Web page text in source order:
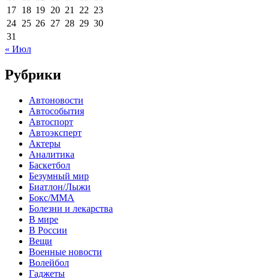
17 18 19 20 21 22 23
24 25 26 27 28 29 30
31
« Июл
Рубрики
Автоновости
Автособытия
Автоспорт
Автоэксперт
Актеры
Аналитика
Баскетбол
Безумный мир
Биатлон/Лыжи
Бокс/MMA
Болезни и лекарства
В мире
В России
Вещи
Военные новости
Волейбол
Гаджеты